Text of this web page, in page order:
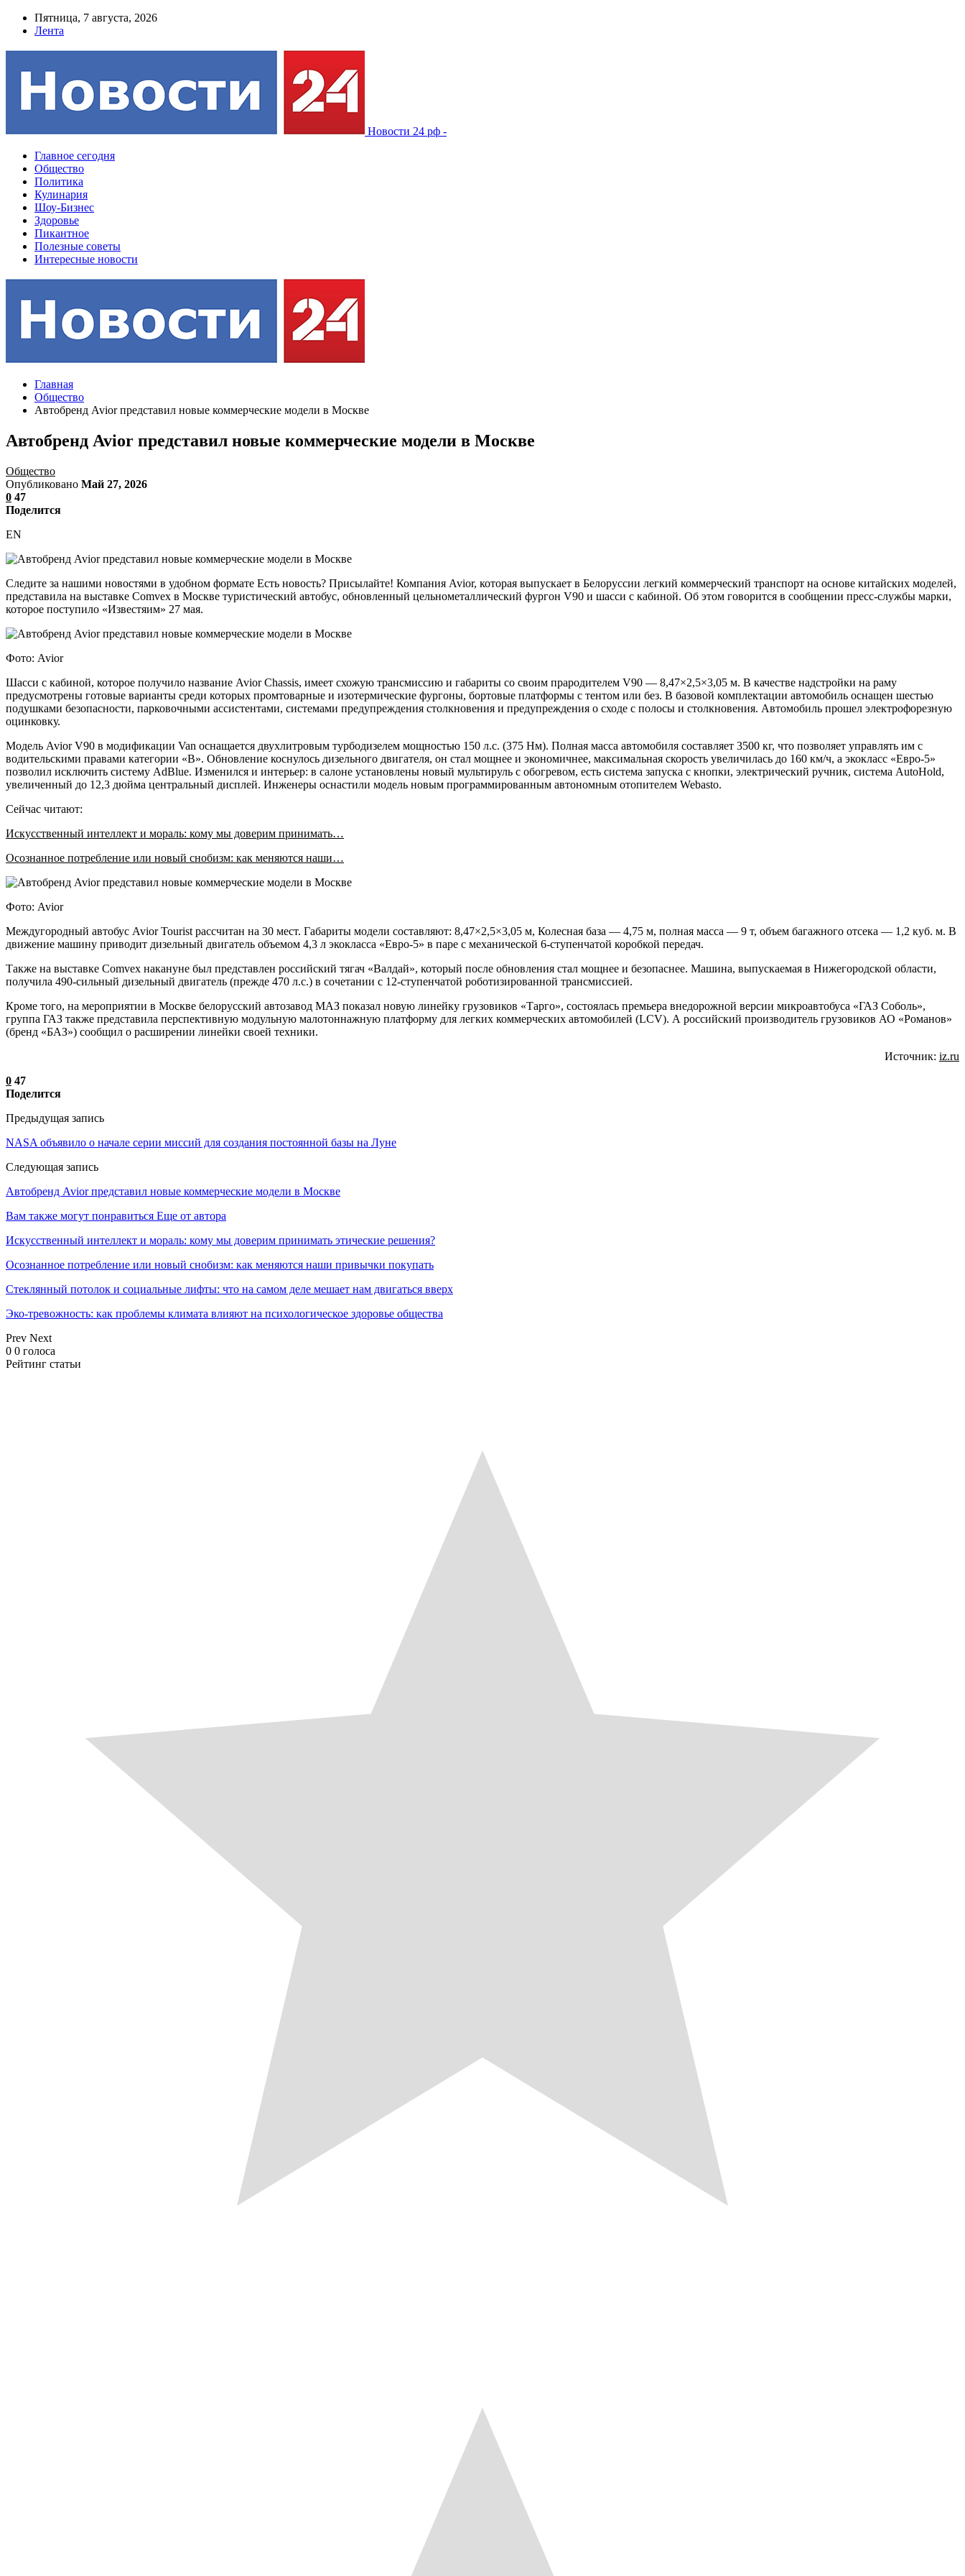
Пятница, 7 августа, 2026
Лента
Новости 24 рф -
Главное сегодня
Общество
Политика
Кулинария
Шоу-Бизнес
Здоровье
Пикантное
Полезные советы
Интересные новости
Главная
Общество
Автобренд Avior представил новые коммерческие модели в Москве
Автобренд Avior представил новые коммерческие модели в Москве
Общество
Опубликовано Май 27, 2026
0 47
Поделится
EN
Следите за нашими новостями в удобном формате Есть новость? Присылайте! Компания Avior, которая выпускает в Белоруссии легкий коммерческий транспорт на основе китайских моделей,
представила на выставке Comvex в Москве туристический автобус, обновленный цельнометаллический фургон V90 и шасси с кабиной. Об этом говорится в сообщении пресс-службы марки,
которое поступило «Известяим» 27 мая.
Фото: Avior
Шасси с кабиной, которое получило название Avior Chassis, имеет схожую трансмиссию и габариты со своим прародителем V90 — 8,47×2,5×3,05 м. В качестве надстройки на раму
предусмотрены готовые варианты среди которых промтоварные и изотермические фургоны, бортовые платформы с тентом или без. В базовой комплектации автомобиль оснащен шестью
подушками безопасности, парковочными ассистентами, системами предупреждения столкновения и предупреждения о сходе с полосы и столкновения. Автомобиль прошел электрофорезную
оцинковку.
Модель Avior V90 в модификации Van оснащается двухлитровым турбодизелем мощностью 150 л.с. (375 Нм). Полная масса автомобиля составляет 3500 кг, что позволяет управлять им с
водительскими правами категории «B». Обновление коснулось дизельного двигателя, он стал мощнее и экономичнее, максимальная скорость увеличилась до 160 км/ч, а экокласс «Евро-5»
позволил исключить систему AdBlue. Изменился и интерьер: в салоне установлены новый мультируль с обогревом, есть система запуска с кнопки, электрический ручник, система AutoHold,
увеличенный до 12,3 дюйма центральный дисплей. Инженеры оснастили модель новым программированным автономным отопителем Webasto.
Сейчас читают:
Искусственный интеллект и мораль: кому мы доверим принимать…
Осознанное потребление или новый снобизм: как меняются наши…
Фото: Avior
Междугородный автобус Avior Tourist рассчитан на 30 мест. Габариты модели составляют: 8,47×2,5×3,05 м, Колесная база — 4,75 м, полная масса — 9 т, объем багажного отсека — 1,2 куб. м. В
движение машину приводит дизельный двигатель объемом 4,3 л экокласса «Евро-5» в паре с механической 6-ступенчатой коробкой передач.
Также на выставке Comvex накануне был представлен российский тягач «Валдай», который после обновления стал мощнее и безопаснее. Машина, выпускаемая в Нижегородской области,
получила 490-сильный дизельный двигатель (прежде 470 л.с.) в сочетании с 12-ступенчатой роботизированной трансмиссией.
Кроме того, на мероприятии в Москве белорусский автозавод МАЗ показал новую линейку грузовиков «Тарго», состоялась премьера внедорожной версии микроавтобуса «ГАЗ Соболь»,
группа ГАЗ также представила перспективную модульную малотоннажную платформу для легких коммерческих автомобилей (LCV). А российский производитель грузовиков АО «Романов»
(бренд «БАЗ») сообщил о расширении линейки своей техники.
Источник: iz.ru
0 47
Поделится
Предыдущая запись
NASA объявило о начале серии миссий для создания постоянной базы на Луне
Следующая запись
Автобренд Avior представил новые коммерческие модели в Москве
Вам также могут понравиться Еще от автора
Искусственный интеллект и мораль: кому мы доверим принимать этические решения?
Осознанное потребление или новый снобизм: как меняются наши привычки покупать
Стеклянный потолок и социальные лифты: что на самом деле мешает нам двигаться вверх
Эко-тревожность: как проблемы климата влияют на психологическое здоровье общества
Prev Next
0 0 голоса
Рейтинг статьи